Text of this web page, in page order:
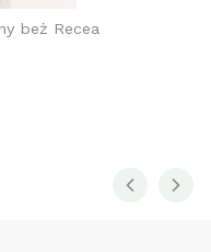
beż Recea